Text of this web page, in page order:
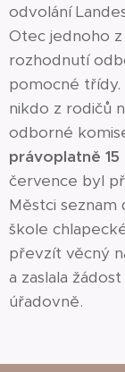
odvolání
Otec jednoho
rozhodnutí
pomocné
nikdo z rodičů
odborné
právoplatně 15
července byl
Městci
škole
převzít věcný
a zaslala
úřadovně.